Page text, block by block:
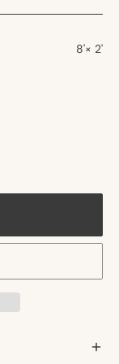
8'× 2'